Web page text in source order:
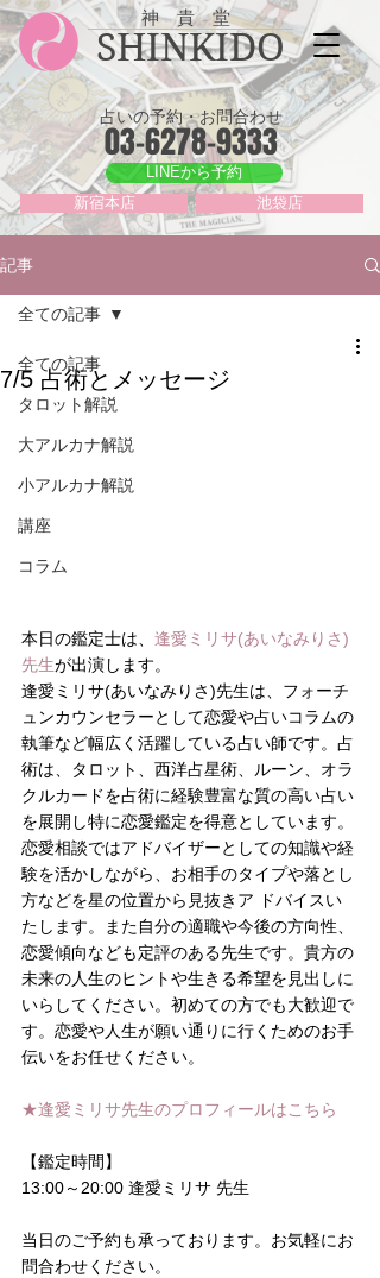
神 貴 堂
SHINKIDO
占いの予約・お問合わせ
03-6278-9333
LINEから予約
新宿本店 池袋店
記事
全ての記事
タロット解説
大アルカナ解説
小アルカナ解説
講座
コラム
全ての記事
7/5 占術とメッセージ
本日の鑑定士は、 逢愛ミリサ(あいなみりさ)
先生が出演します。
逢愛ミリサ(あいなみりさ)先生は、フォーチ
ュンカウンセラーとして恋愛や占いコラムの
執筆など幅広く活躍している占い師です。占
術は、タロット、西洋占星術、ルーン、オラ
クルカードを占術に経験豊富な質の高い占い
を展開し特に恋愛鑑定を得意としています。
恋愛相談ではアドバイザーとしての知識や経
験を活かしながら、お相手のタイプや落とし
方などを星の位置から見抜きア ドバイスい
たします。また自分の適職や今後の方向性、
恋愛傾向なども定評のある先生です。貴方の
未来の人生のヒントや生きる希望を見出しに
いらしてください。初めての方でも大歓迎で
す。恋愛や人生が願い通りに行くためのお手
伝いをお任せください。
★逢愛ミリサ先生のプロフィールはこちら
【鑑定時間】
13:00～20:00 逢愛ミリサ 先生
当日のご予約も承っております。お気軽にお
問合わせください。